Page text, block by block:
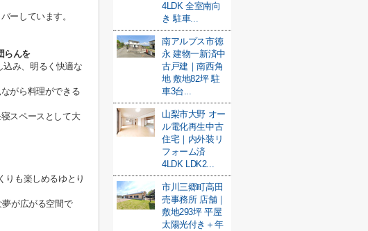
ーしています。
らんを
込み、明るく快適な
がら料理ができる
スペースとして大
りも楽しめるゆとり
夢が広がる空間で
4LDK 全室南向
き 駐車...
南アルプス市徳
永 建物一新済中
古戸建｜南西角
地 敷地82坪 駐
車3台...
山梨市大野 オー
ル電化再生中古
住宅｜内外装リ
フォーム済
4LDK LDK2...
市川三郷町高田
売事務所 店舗｜
敷地293坪 平屋
太陽光付き＋年